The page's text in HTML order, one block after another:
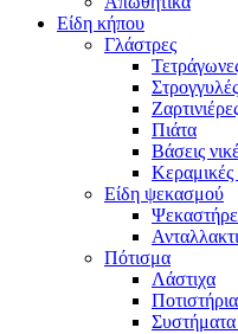
Είδη κήπου
Γλάστρες
Στρογγυλές
Πιάτα
Βάσεις
Κεραμικές
Είδη ψεκασμού
Πότισμα
Λάστιχα
Ποτιστήρια